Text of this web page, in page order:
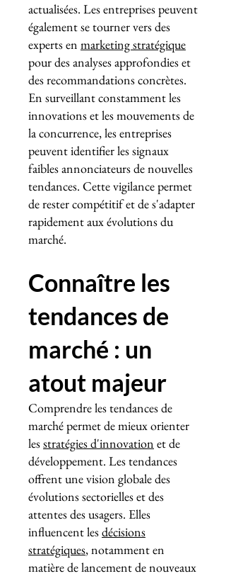
actualisées. Les entreprises peuvent
également se tourner vers des
experts en marketing stratégique
pour des analyses approfondies et
des recommandations concrètes.
En surveillant constamment les
innovations et les mouvements de
la concurrence, les entreprises
peuvent identifier les signaux
faibles annonciateurs de nouvelles
tendances. Cette vigilance permet
de rester compétitif et de s'adapter
rapidement aux évolutions du
marché.
Connaître les
tendances de
marché : un
atout majeur
Comprendre les tendances de
marché permet de mieux orienter
lesstratégies d'innovation et de
développement. Les tendances
offrent une vision globale des
évolutions sectorielles et des
attentes des usagers. Elles
influencent lesdécisions
stratégiques, notamment en
matière de lancement de nouveaux